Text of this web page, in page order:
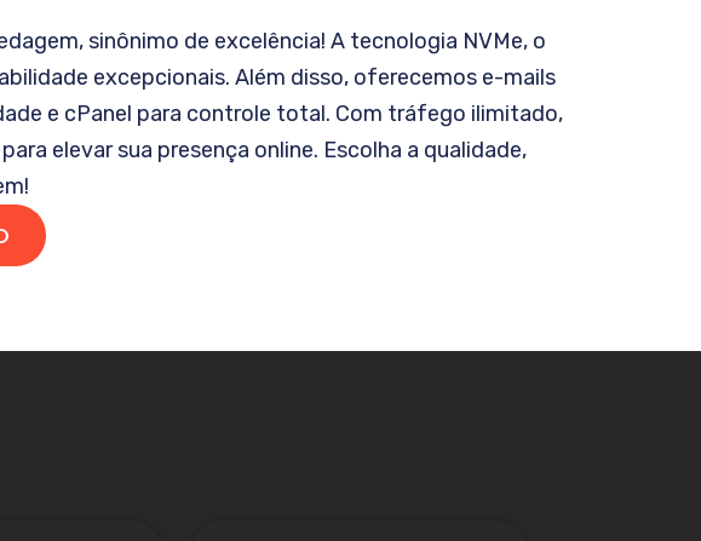
sinônimo de excelência! A tecnologia NVMe, o
excepcionais. Além disso, oferecemos e-mails
e cPanel para controle total. Com tráfego ilimitado,
elevar sua presença online. Escolha a qualidade,